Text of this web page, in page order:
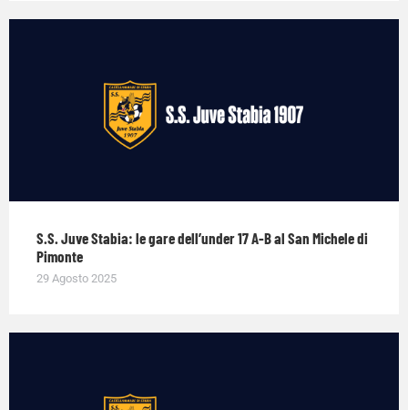
S.S. Juve Stabia: le gare dell’under 17 A-B al San Michele di
Pimonte
29 Agosto 2025